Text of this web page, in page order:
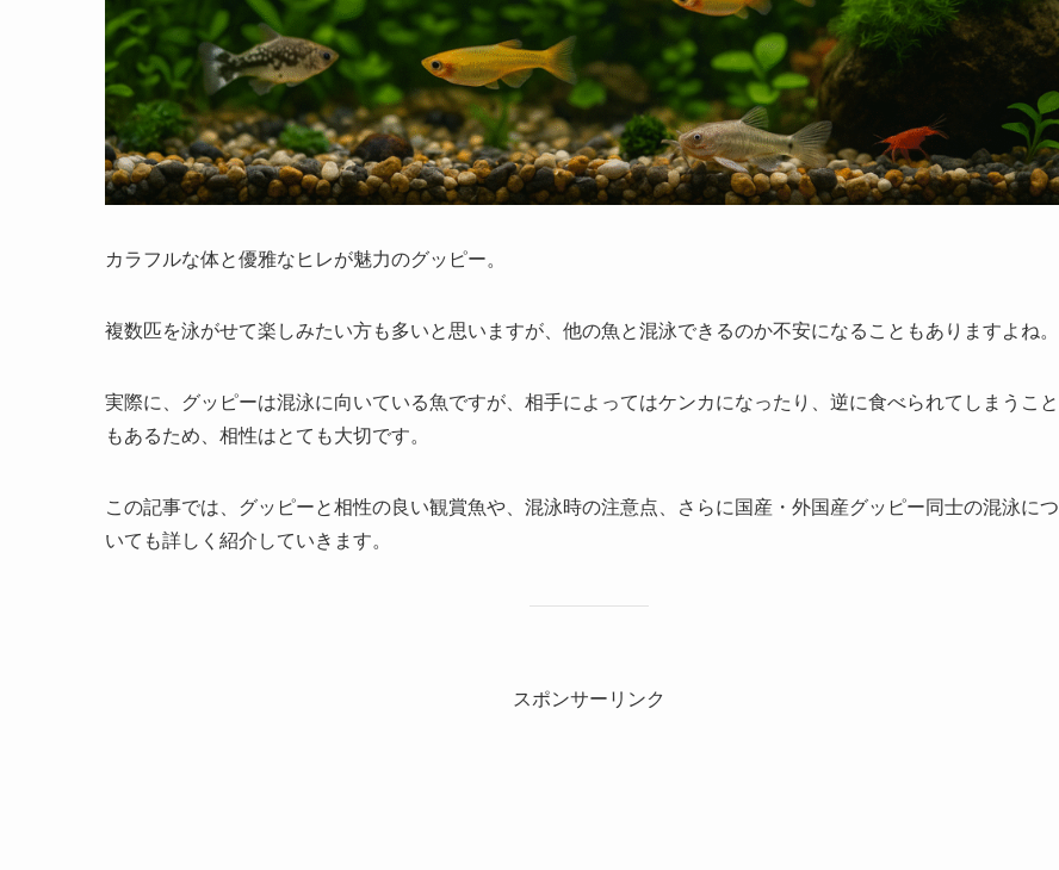
カラフルな体と優雅なヒレが魅力のグッピー。
複数匹を泳がせて楽しみたい方も多いと思いますが、他の魚と混泳できるのか不安になることもありますよね。
実際に、グッピーは混泳に向いている魚ですが、相手によってはケンカになったり、逆に食べられてしまうこと
もあるため、相性はとても大切です。
この記事では、グッピーと相性の良い観賞魚や、混泳時の注意点、さらに国産・外国産グッピー同士の混泳につ
いても詳しく紹介していきます。
スポンサーリンク